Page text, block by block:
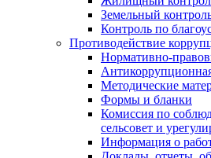
Земельный
Контроль по
Противодействие
Нормативно-
Методические
Формы и бланки
Комиссия по
сельсовет и
Информация о